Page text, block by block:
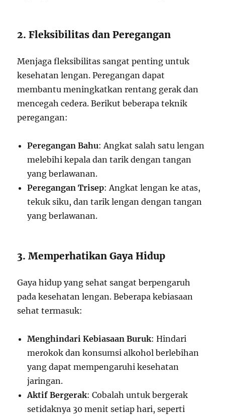
2. Fleksibilitas dan Peregangan
Menjaga fleksibilitas sangat penting untuk
kesehatan lengan. Peregangan dapat
membantu meningkatkan rentang gerak dan
mencegah cedera. Berikut beberapa teknik
peregangan:
Peregangan Bahu: Angkat salah satu lengan
melebihi kepala dan tarik dengan tangan
yang berlawanan.
Peregangan Trisep: Angkat lengan ke atas,
tekuk siku, dan tarik lengan dengan tangan
yang berlawanan.
3. Memperhatikan Gaya Hidup
Gaya hidup yang sehat sangat berpengaruh
pada kesehatan lengan. Beberapa kebiasaan
sehat termasuk:
Menghindari Kebiasaan Buruk: Hindari
merokok dan konsumsi alkohol berlebihan
yang dapat mempengaruhi kesehatan
jaringan.
Aktif Bergerak: Cobalah untuk bergerak
setidaknya 30 menit setiap hari, seperti